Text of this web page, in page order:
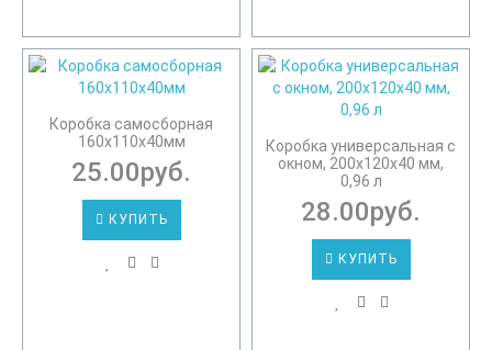
Коробка самосборная
160х110х40мм
25.00руб.
КУПИТЬ
Коробка универсальная с
окном, 200х120х40 мм,
0,96 л
28.00руб.
КУПИТЬ